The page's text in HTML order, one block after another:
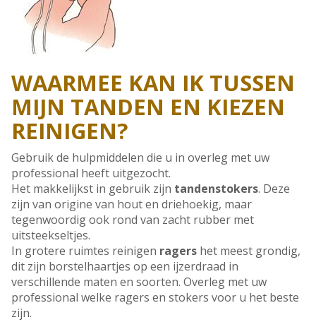
WAARMEE KAN IK TUSSEN
MIJN TANDEN EN KIEZEN
REINIGEN?
Gebruik de hulpmiddelen die u in overleg met uw
professional heeft uitgezocht.
Het makkelijkst in gebruik zijn tandenstokers. Deze
zijn van origine van hout en driehoekig, maar
tegenwoordig ook rond van zacht rubber met
uitsteekseltjes.
In grotere ruimtes reinigen ragers het meest grondig,
dit zijn borstelhaartjes op een ijzerdraad in
verschillende maten en soorten. Overleg met uw
professional welke ragers en stokers voor u het beste
zijn.